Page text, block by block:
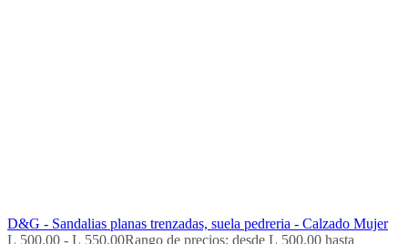
D&G - Sandalias planas trenzadas, suela pedreria - Calzado Mujer
L 500.00 - L 550.00Rango de precios: desde L 500.00 hasta